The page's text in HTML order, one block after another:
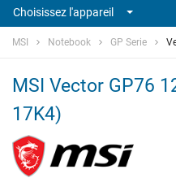
Choisissez l'appareil
MSI Notebook GP Serie
MSI Vector GP76
17K4)